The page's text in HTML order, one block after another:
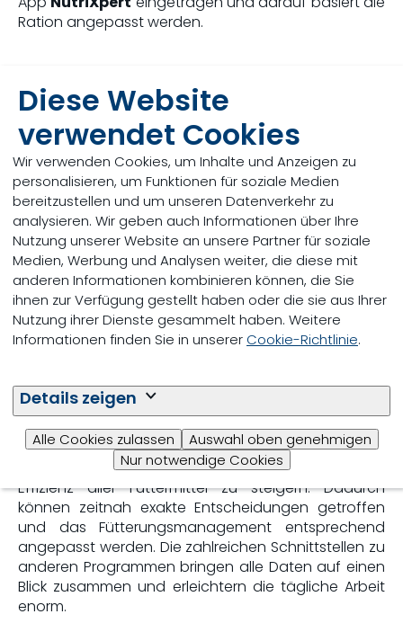
Diese Website
verwendet Cookies
Wir verwenden Cookies, um Inhalte und Anzeigen zu
personalisieren, um Funktionen für soziale Medien
bereitzustellen und um unseren Datenverkehr zu
analysieren. Wir geben auch Informationen über Ihre
Nutzung unserer Website an unsere Partner für soziale
Medien, Werbung und Analysen weiter, die diese mit
anderen Informationen kombinieren können, die Sie
ihnen zur Verfügung gestellt haben oder die sie aus Ihrer
Nutzung ihrer Dienste gesammelt haben. Weitere
Informationen finden Sie in unserer Cookie-Richtlinie.
Details zeigen
Alle Cookies zulassen
Auswahl oben genehmigen
Nur notwendige Cookies
Ration angepasst werden.
Was ist NutriXpert?
NutriXpert ist eine neue App, die hilft, alle
fütterungsrelevanten Betriebsdaten einfach zu
dokumentieren und zu berechnen und damit die
Effizienz aller Futtermittel zu steigern. Dadurch
können zeitnah exakte Entscheidungen getroffen
und das Fütterungsmanagement entsprechend
angepasst werden. Die zahlreichen Schnittstellen zu
anderen Programmen bringen alle Daten auf einen
Blick zusammen und erleichtern die tägliche Arbeit
enorm.